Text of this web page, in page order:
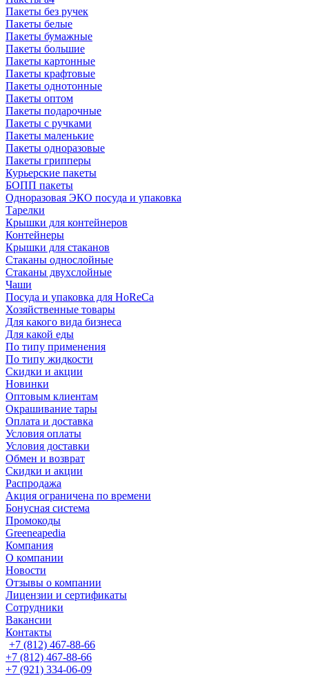
Пакеты без ручек
Пакеты белые
Пакеты бумажные
Пакеты большие
Пакеты картонные
Пакеты крафтовые
Пакеты однотонные
Пакеты оптом
Пакеты подарочные
Пакеты с ручками
Пакеты маленькие
Пакеты одноразовые
Пакеты грипперы
Курьерские пакеты
БОПП пакеты
Одноразовая ЭКО посуда и упаковка
Тарелки
Крышки для контейнеров
Контейнеры
Крышки для стаканов
Стаканы однослойные
Стаканы двухслойные
Чаши
Посуда и упаковка для HoReCa
Хозяйственные товары
Для какого вида бизнеса
Для какой еды
По типу применения
По типу жидкости
Скидки и акции
Новинки
Оптовым клиентам
Окрашивание тары
Оплата и доставка
Условия оплаты
Условия доставки
Обмен и возврат
Скидки и акции
Распродажа
Акция ограничена по времени
Бонусная система
Промокоды
Greeneapedia
Компания
О компании
Новости
Отзывы о компании
Лицензии и сертификаты
Сотрудники
Вакансии
Контакты
+7 (812) 467-88-66
+7 (812) 467-88-66
+7 (921) 334-06-09